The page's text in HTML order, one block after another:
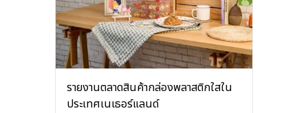
รายงานตลาดสินค้ากล่องพลาสติกใสใน
ประเทศเนเธอร์แลนด์